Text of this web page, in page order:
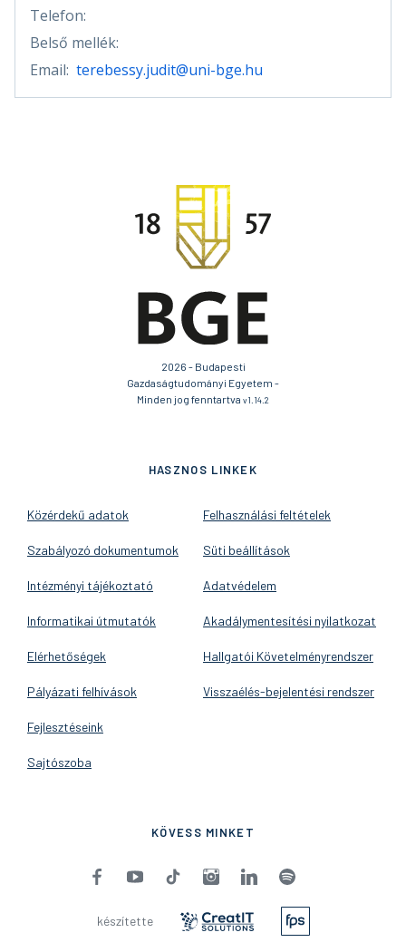
Telefon:
Belső mellék:
Email: terebessy.judit@uni-bge.hu
2026 - Budapesti
Gazdaságtudományi Egyetem -
Minden jog fenntartva v1.14.2
HASZNOS LINKEK
Közérdekű adatok
Szabályozó dokumentumok
Intézményi tájékoztató
Informatikai útmutatók
Elérhetőségek
Pályázati felhívások
Fejlesztéseink
Sajtószoba
Felhasználási feltételek
Süti beállítások
Adatvédelem
Akadálymentesítési nyilatkozat
Hallgatói Követelményrendszer
Visszaélés-bejelentési rendszer
KÖVESS MINKET
készítette